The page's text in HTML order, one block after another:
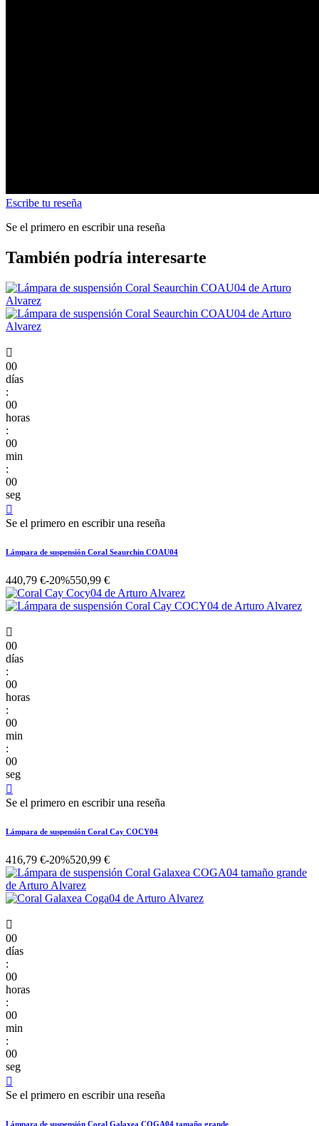
Escribe tu reseña
Se el primero en escribir una reseña
También podría interesarte

00
días
:
00
horas
:
00
min
:
00
seg

Se el primero en escribir una reseña
Lámpara de suspensión Coral Seaurchin COAU04
440,79 €-20%550,99 €

00
días
:
00
horas
:
00
min
:
00
seg

Se el primero en escribir una reseña
Lámpara de suspensión Coral Cay COCY04
416,79 €-20%520,99 €

00
días
:
00
horas
:
00
min
:
00
seg

Se el primero en escribir una reseña
Lámpara de suspensión Coral Galaxea COGA04 tamaño grande